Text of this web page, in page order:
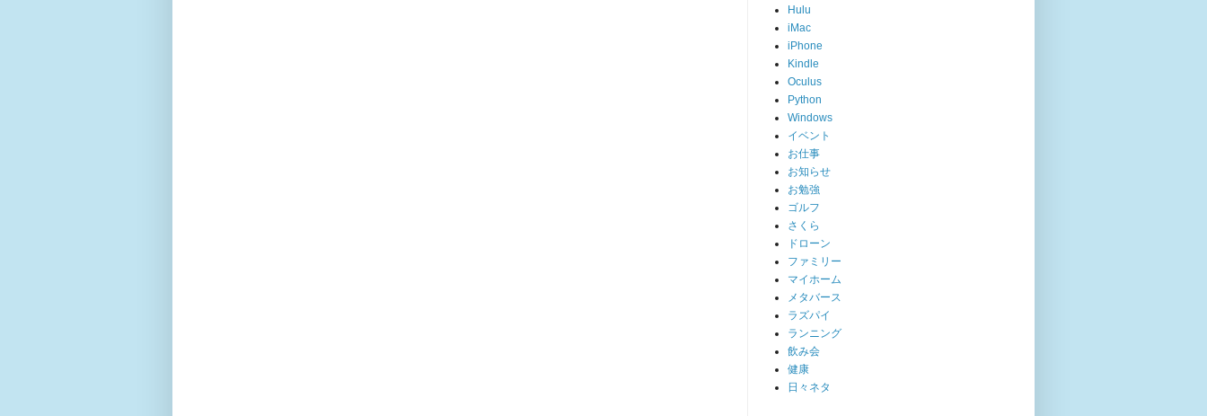
Hulu
iMac
iPhone
Kindle
Oculus
Python
Windows
イベント
お仕事
お知らせ
お勉強
ゴルフ
さくら
ドローン
ファミリー
マイホーム
メタバース
ラズパイ
ランニング
飲み会
健康
日々ネタ